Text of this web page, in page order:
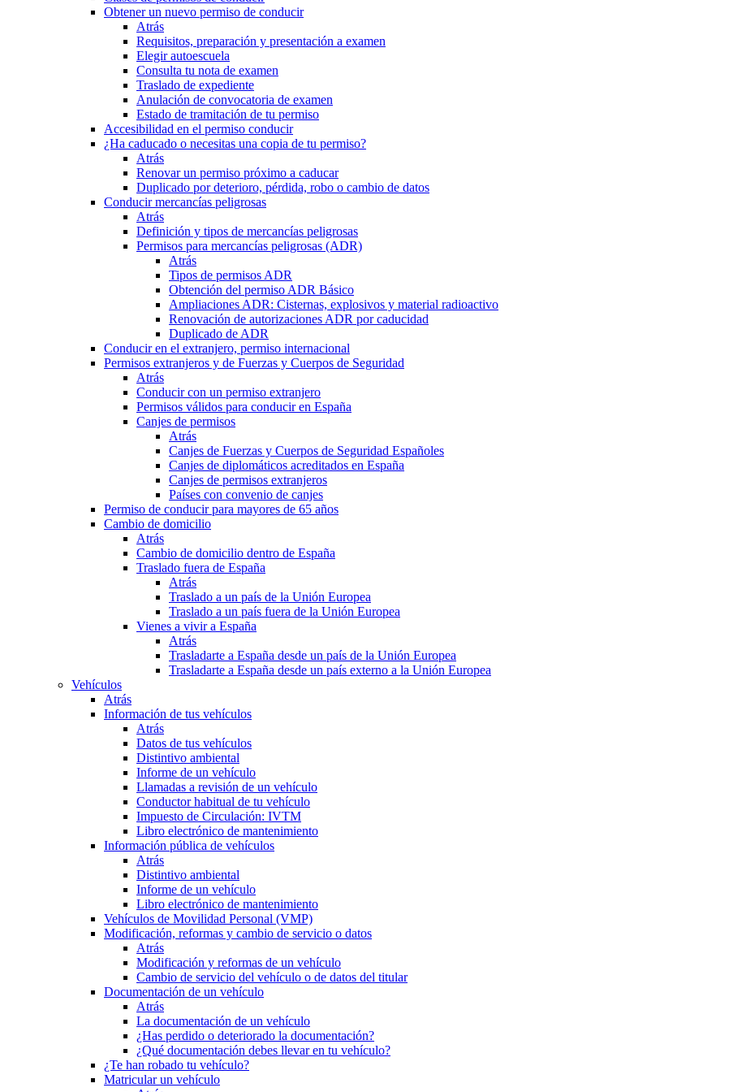
Obtener un nuevo permiso de conducir
Atrás
Requisitos, preparación y presentación a examen
Elegir autoescuela
Consulta tu nota de examen
Traslado de expediente
Anulación de convocatoria de examen
Estado de tramitación de tu permiso
Accesibilidad en el permiso conducir
¿Ha caducado o necesitas una copia de tu permiso?
Atrás
Renovar un permiso próximo a caducar
Duplicado por deterioro, pérdida, robo o cambio de datos
Conducir mercancías peligrosas
Atrás
Definición y tipos de mercancías peligrosas
Permisos para mercancías peligrosas (ADR)
Atrás
Tipos de permisos ADR
Obtención del permiso ADR Básico
Ampliaciones ADR: Cisternas, explosivos y material radioactivo
Renovación de autorizaciones ADR por caducidad
Duplicado de ADR
Conducir en el extranjero, permiso internacional
Permisos extranjeros y de Fuerzas y Cuerpos de Seguridad
Atrás
Conducir con un permiso extranjero
Permisos válidos para conducir en España
Canjes de permisos
Atrás
Canjes de Fuerzas y Cuerpos de Seguridad Españoles
Canjes de diplomáticos acreditados en España
Canjes de permisos extranjeros
Países con convenio de canjes
Permiso de conducir para mayores de 65 años
Cambio de domicilio
Atrás
Cambio de domicilio dentro de España
Traslado fuera de España
Atrás
Traslado a un país de la Unión Europea
Traslado a un país fuera de la Unión Europea
Vienes a vivir a España
Atrás
Trasladarte a España desde un país de la Unión Europea
Trasladarte a España desde un país externo a la Unión Europea
Vehículos
Atrás
Información de tus vehículos
Atrás
Datos de tus vehículos
Distintivo ambiental
Informe de un vehículo
Llamadas a revisión de un vehículo
Conductor habitual de tu vehículo
Impuesto de Circulación: IVTM
Libro electrónico de mantenimiento
Información pública de vehículos
Atrás
Distintivo ambiental
Informe de un vehículo
Libro electrónico de mantenimiento
Vehículos de Movilidad Personal (VMP)
Modificación, reformas y cambio de servicio o datos
Atrás
Modificación y reformas de un vehículo
Cambio de servicio del vehículo o de datos del titular
Documentación de un vehículo
Atrás
La documentación de un vehículo
¿Has perdido o deteriorado la documentación?
¿Qué documentación debes llevar en tu vehículo?
¿Te han robado tu vehículo?
Matricular un vehículo